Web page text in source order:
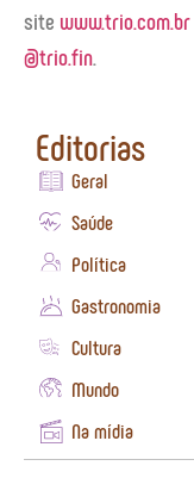
site www.trio.com.br
@trio.fin
Editorias
Geral
Saúde
Política
Gastronomia
Cultura
Mundo
Na mídia